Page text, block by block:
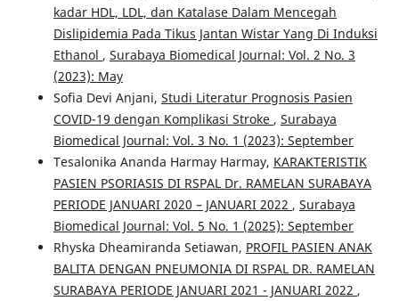
kadar HDL, LDL, dan Katalase Dalam Mencegah
Dislipidemia Pada Tikus Jantan Wistar Yang Di Induksi
Ethanol , Surabaya Biomedical Journal: Vol. 2 No. 3
(2023): May
Sofia Devi Anjani, Studi Literatur Prognosis Pasien
COVID-19 dengan Komplikasi Stroke , Surabaya
Biomedical Journal: Vol. 3 No. 1 (2023): September
Tesalonika Ananda Harmay Harmay, KARAKTERISTIK
PASIEN PSORIASIS DI RSPAL Dr. RAMELAN SURABAYA
PERIODE JANUARI 2020 – JANUARI 2022 , Surabaya
Biomedical Journal: Vol. 5 No. 1 (2025): September
Rhyska Dheamiranda Setiawan, PROFIL PASIEN ANAK
BALITA DENGAN PNEUMONIA DI RSPAL DR. RAMELAN
SURABAYA PERIODE JANUARI 2021 - JANUARI 2022 ,